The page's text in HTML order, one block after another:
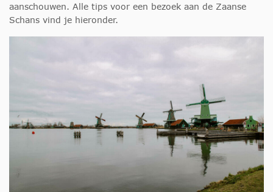
aanschouwen. Alle tips voor een bezoek aan de Zaanse
Schans vind je hieronder.